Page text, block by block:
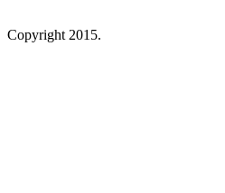
Copyright 2015.